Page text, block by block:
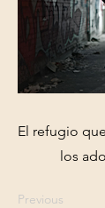
El refugio
los
Previous